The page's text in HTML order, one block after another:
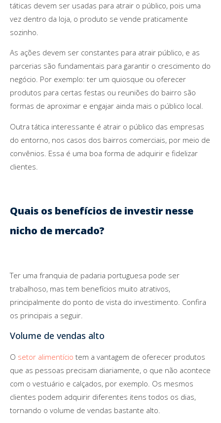
táticas devem ser usadas para atrair o público, pois uma
vez dentro da loja, o produto se vende praticamente
sozinho.
As ações devem ser constantes para atrair público, e as
parcerias são fundamentais para garantir o crescimento do
negócio. Por exemplo: ter um quiosque ou oferecer
produtos para certas festas ou reuniões do bairro são
formas de aproximar e engajar ainda mais o público local.
Outra tática interessante é atrair o público das empresas
do entorno, nos casos dos bairros comerciais, por meio de
convênios. Essa é uma boa forma de adquirir e fidelizar
clientes.
Quais os benefícios de investir nesse
nicho de mercado?
Ter uma franquia de padaria portuguesa pode ser
trabalhoso, mas tem benefícios muito atrativos,
principalmente do ponto de vista do investimento. Confira
os principais a seguir.
Volume de vendas alto
O setor alimentício tem a vantagem de oferecer produtos
que as pessoas precisam diariamente, o que não acontece
com o vestuário e calçados, por exemplo. Os mesmos
clientes podem adquirir diferentes itens todos os dias,
tornando o volume de vendas bastante alto.